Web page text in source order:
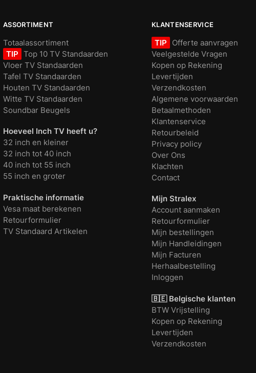
ASSORTIMENT
Totaalassortiment
TIP Top 10 TV Standaarden
Vloer TV Standaarden
Tafel TV Standaarden
Houten TV Standaarden
Witte TV Standaarden
Soundbar Beugels
Hoeveel Inch TV heeft u?
32 inch en kleiner
32 inch tot 40 inch
40 inch tot 55 inch
55 inch en groter
Praktische informatie
Vesa maat berekenen
Retourformulier
TV Standaard Artikelen
KLANTENSERVICE
TIP
Offerte aanvragen
Veelgestelde Vragen
Kopen op Rekening
Levertijden
Verzendkosten
Algemene voorwaarden
Betaalmethoden
Klantenservice
Retourbeleid
Privacy policy
Over Ons
Klachten
Contact
Mijn Stralex
Account aanmaken
Retourformulier
Mijn bestellingen
Mijn Handleidingen
Mijn Facturen
Herhaalbestelling
Inloggen
🇧🇪 Belgische klanten
BTW Vrijstelling
Kopen op Rekening
Levertijden
Verzendkosten